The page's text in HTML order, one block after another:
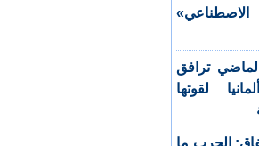
الاصطناعي»
ترافق
لقوتها
الحرب ما